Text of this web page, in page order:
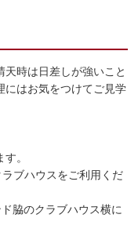
天時は日差しが強いこと
にはお気をつけてご見学
。
ブハウスをご利用くだ
脇のクラブハウス横に